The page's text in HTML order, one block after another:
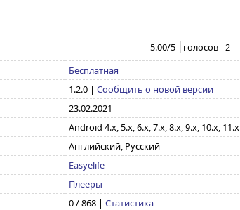
5.00/5 голосов -2
Бесплатная
1.2.0| Сообщить о новой версии
23.02.2021
Android 4.x, 5.x, 6.x, 7.x, 8.x, 9.x, 10.x, 11.x
Английский, Русский
Easyelife
Плееры
0 / 868 | Статистика